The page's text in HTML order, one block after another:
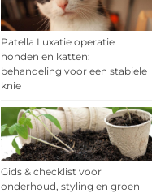
Patella Luxatie operatie
honden en katten:
behandeling voor een stabiele
knie
Gids & checklist voor
onderhoud, styling en groen